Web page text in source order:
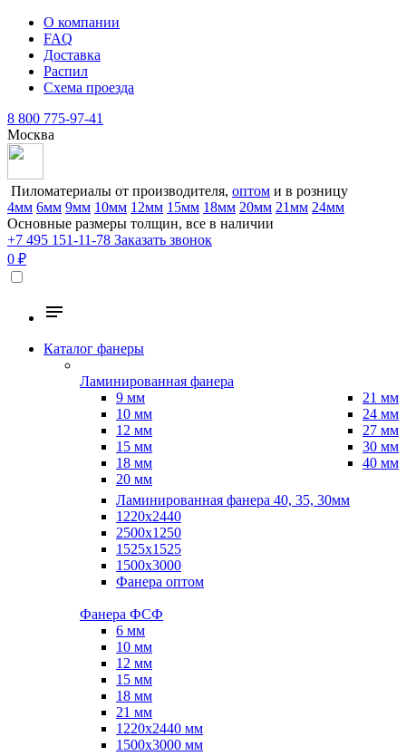
О компании
FAQ
Доставка
Распил
Схема проезда
8 800 775-97-41
Москва
Пиломатериалы от производителя, оптом и в розницу
4мм 6мм 9мм 10мм 12мм 15мм 18мм 20мм 21мм 24мм
Основные размеры толщин, все в наличии
+7 495 151-11-78 Заказать звонок
0 ₽
Каталог фанеры
Ламинированная фанера
9 мм
10 мм
12 мм
15 мм
18 мм
20 мм
21 мм
24 мм
27 мм
30 мм
40 мм
Ламинированная фанера 40, 35, 30мм
1220x2440
2500x1250
1525x1525
1500x3000
Фанера оптом
Фанера ФСФ
6 мм
10 мм
12 мм
15 мм
18 мм
21 мм
1220х2440 мм
1500х3000 мм